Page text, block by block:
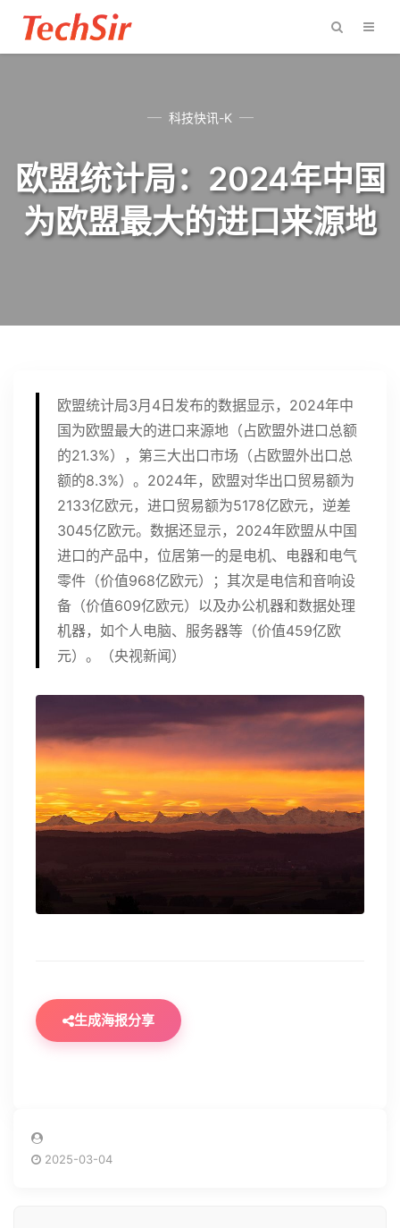
科技快讯-K
欧盟统计局：2024年中国
为欧盟最大的进口来源地
欧盟统计局3月4日发布的数据显示，2024年中
国为欧盟最大的进口来源地（占欧盟外进口总额
的21.3%），第三大出口市场（占欧盟外出口总
额的8.3%）。2024年，欧盟对华出口贸易额为
2133亿欧元，进口贸易额为5178亿欧元，逆差
3045亿欧元。数据还显示，2024年欧盟从中国
进口的产品中，位居第一的是电机、电器和电气
零件（价值968亿欧元）；其次是电信和音响设
备（价值609亿欧元）以及办公机器和数据处理
机器，如个人电脑、服务器等（价值459亿欧
元）。（央视新闻）
生成海报分享
2025-03-04